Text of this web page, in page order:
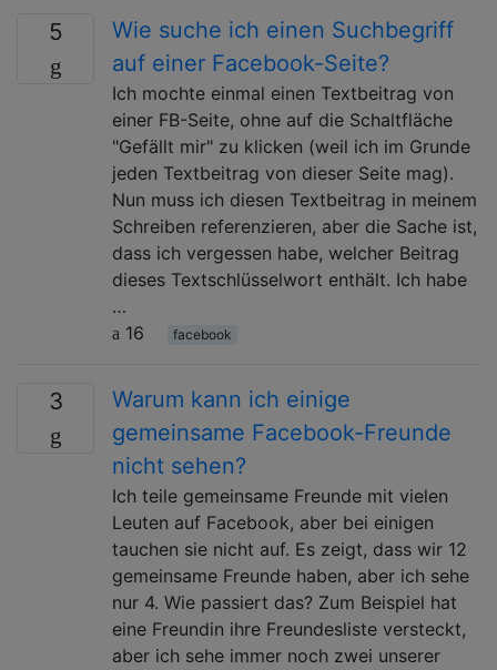
5
Wie suche ich einen Suchbegriff
auf einer Facebook-Seite?
Ich mochte einmal einen Textbeitrag von
einer FB-Seite, ohne auf die Schaltfläche
"Gefällt mir" zu klicken (weil ich im Grunde
jeden Textbeitrag von dieser Seite mag).
Nun muss ich diesen Textbeitrag in meinem
Schreiben referenzieren, aber die Sache ist,
dass ich vergessen habe, welcher Beitrag
dieses Textschlüsselwort enthält. Ich habe
…
16
facebook
3
Warum kann ich einige
gemeinsame Facebook-Freunde
nicht sehen?
Ich teile gemeinsame Freunde mit vielen
Leuten auf Facebook, aber bei einigen
tauchen sie nicht auf. Es zeigt, dass wir 12
gemeinsame Freunde haben, aber ich sehe
nur 4. Wie passiert das? Zum Beispiel hat
eine Freundin ihre Freundesliste versteckt,
aber ich sehe immer noch zwei unserer